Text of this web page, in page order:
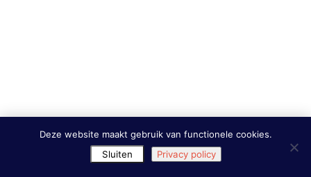
Deze website maakt gebruik van functionele cookies.
Sluiten
Privacy policy